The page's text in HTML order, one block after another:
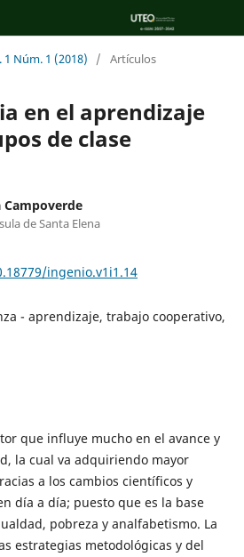
1 Núm. 1 (2018) / Artículos
en el aprendizaje
de clase
de Santa Elena
ingenio.v1i1.14
- aprendizaje, trabajo cooperativo,
que influye mucho en el avance y
la cual va adquiriendo mayor
a los cambios científicos y
día a día; puesto que es la base
pobreza y analfabetismo. La
estrategias metodológicas y del